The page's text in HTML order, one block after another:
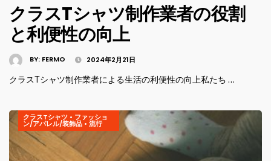
クラスTシャツ制作業者の役割
と利便性の向上
BY: FERMO 2024年2月21日
クラスTシャツ制作業者による生活の利便性の向上私たち …
クラスTシャツ • ファッショ
ン/アパレル/装飾品• 流行